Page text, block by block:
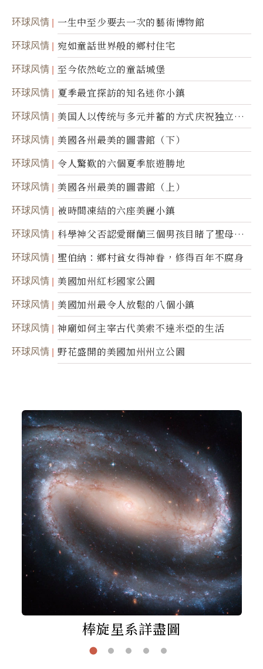
环球风情 一生中至少要去一次的藝術博物館
环球风情 宛如童話世界般的鄉村住宅
环球风情 至今依然屹立的童話城堡
环球风情 夏季最宜探訪的知名迷你小鎮
环球风情
美国人以传统与多元并蓄的方式庆祝独立日2
50周年
环球风情 美國各州最美的圖書館（下）
环球风情 令人驚歎的六個夏季旅遊勝地
环球风情 美國各州最美的圖書館（上）
环球风情 被時間凍結的六座美麗小鎮
环球风情
科學神父否認愛爾蘭三個男孩目睹了聖母顯
靈
环球风情 聖伯納：鄉村貧女得神眷，修得百年不腐身
环球风情 美國加州紅杉國家公園
环球风情 美國加州最令人放鬆的八個小鎮
环球风情 神廟如何主宰古代美索不達米亞的生活
环球风情 野花盛開的美國加州州立公園
棒旋星系詳盡圖